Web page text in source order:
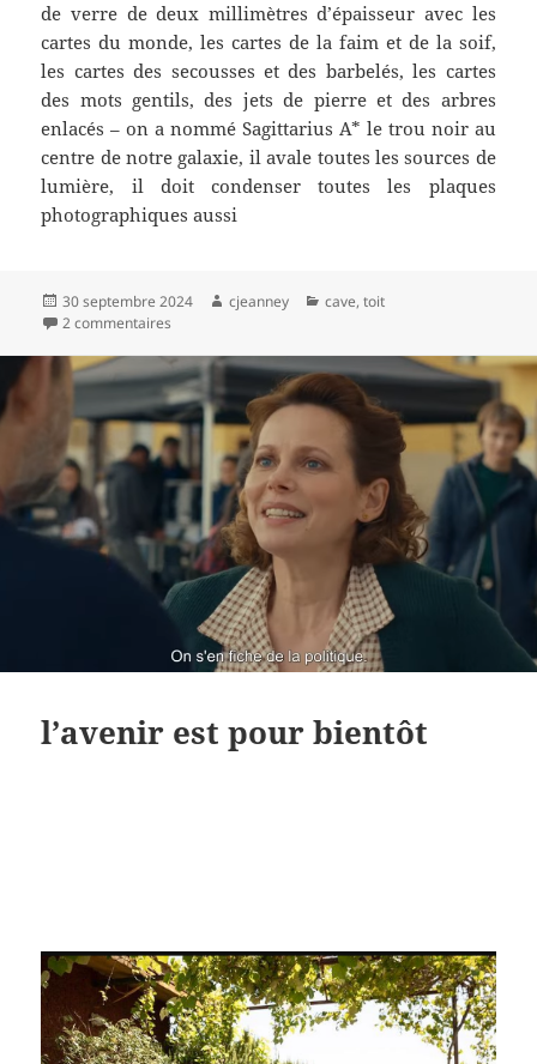
de verre de deux millimètres d’épaisseur avec les
cartes du monde, les cartes de la faim et de la soif,
les cartes des secousses et des barbelés, les cartes
des mots gentils, des jets de pierre et des arbres
enlacés – on a nommé Sagittarius A* le trou noir au
centre de notre galaxie, il avale toutes les sources de
lumière, il doit condenser toutes les plaques
photographiques aussi
Publié
le
30 septembre 2024 Auteur
cjeanney Catégories
cave,toit
2 commentaires
l’avenir est pour bientôt